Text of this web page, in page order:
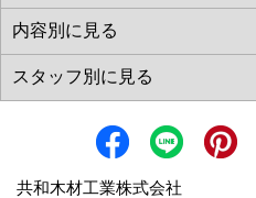
共和木材工業株式会社